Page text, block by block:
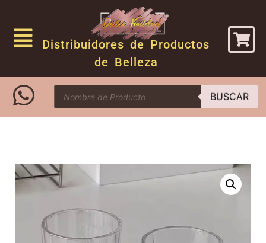
Distribuidores de Productos
de Belleza
BUSCAR